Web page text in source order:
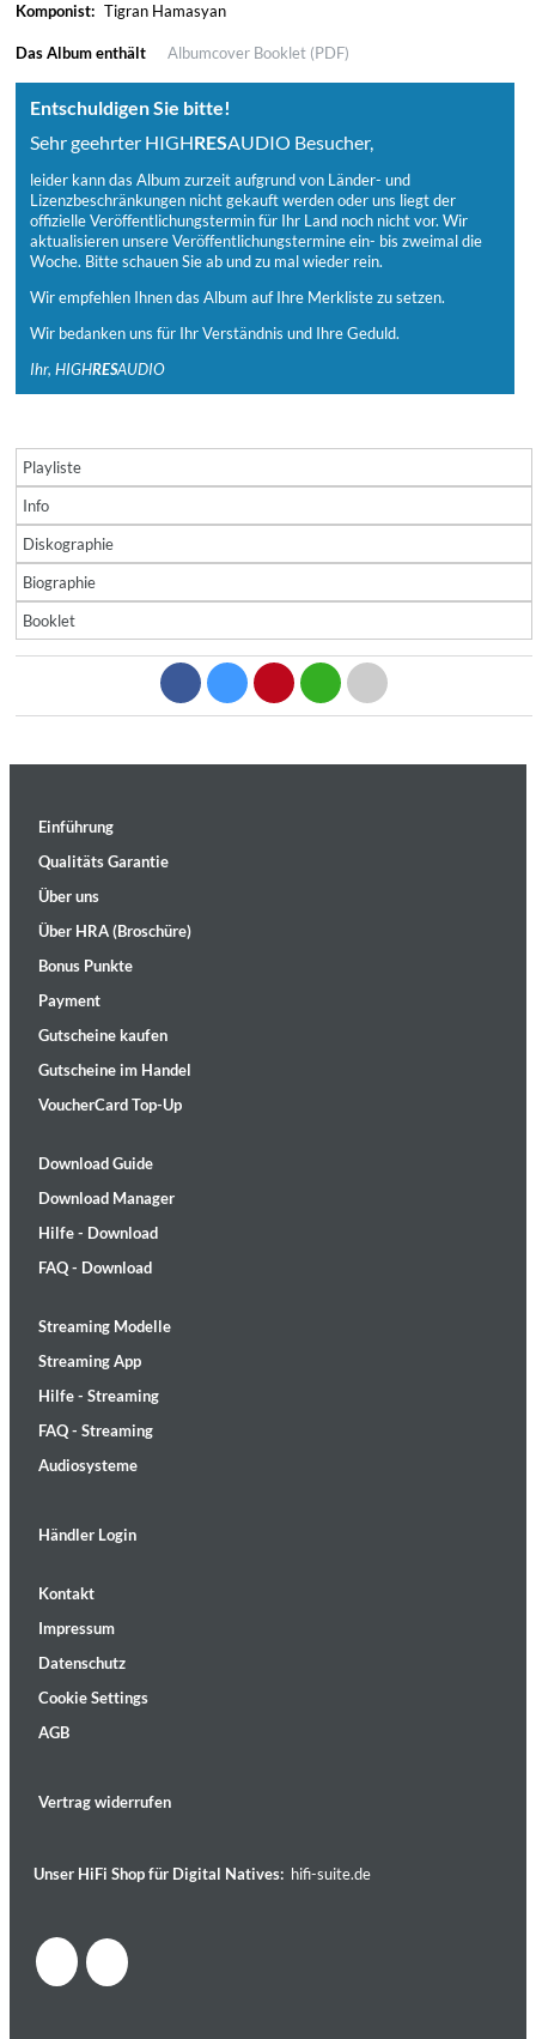
Komponist: Tigran Hamasyan
Das Album enthält Albumcover Booklet (PDF)
Entschuldigen Sie bitte!
Sehr geehrter HIGHRESAUDIO Besucher,
leider kann das Album zurzeit aufgrund von Länder- und
Lizenzbeschränkungen nicht gekauft werden oder uns liegt der
offizielle Veröffentlichungstermin für Ihr Land noch nicht vor. Wir
aktualisieren unsere Veröffentlichungstermine ein- bis zweimal die
Woche. Bitte schauen Sie ab und zu mal wieder rein.
Wir empfehlen Ihnen das Album auf Ihre Merkliste zu setzen.
Wir bedanken uns für Ihr Verständnis und Ihre Geduld.
Ihr, HIGHRESAUDIO
Playliste
Info
Diskographie
Biographie
Booklet
Einführung
Qualitäts Garantie
Über uns
Über HRA (Broschüre)
Bonus Punkte
Payment
Gutscheine kaufen
Gutscheine im Handel
VoucherCard Top-Up
Download Guide
Download Manager
Hilfe - Download
FAQ - Download
Streaming Modelle
Streaming App
Hilfe - Streaming
FAQ - Streaming
Audiosysteme
Händler Login
Kontakt
Impressum
Datenschutz
Cookie Settings
AGB
Vertrag widerrufen
Unser HiFi Shop für Digital Natives: hifi-suite.de